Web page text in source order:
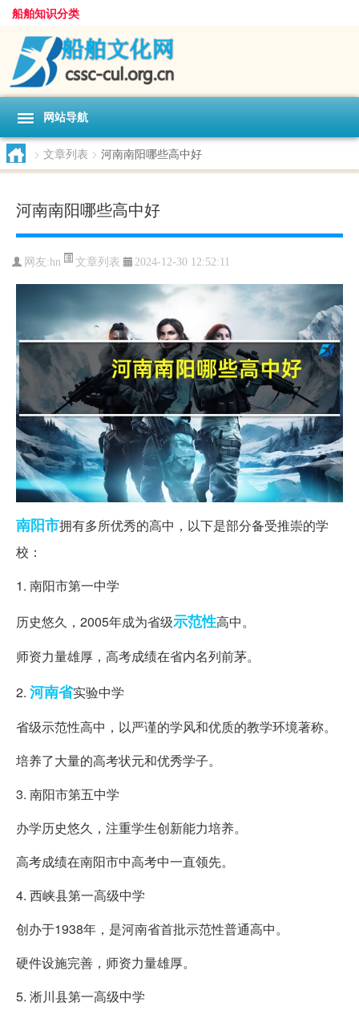
船舶知识分类
网站导航
> 文章列表 > 河南南阳哪些高中好
河南南阳哪些高中好
网友:hn 文章列表 2024-12-30 12:52:11
南阳市拥有多所优秀的高中，以下是部分备受推崇的学
校：
1. 南阳市第一中学
历史悠久，2005年成为省级示范性高中。
师资力量雄厚，高考成绩在省内名列前茅。
2. 河南省实验中学
省级示范性高中，以严谨的学风和优质的教学环境著称。
培养了大量的高考状元和优秀学子。
3. 南阳市第五中学
办学历史悠久，注重学生创新能力培养。
高考成绩在南阳市中高考中一直领先。
4. 西峡县第一高级中学
创办于1938年，是河南省首批示范性普通高中。
硬件设施完善，师资力量雄厚。
5. 淅川县第一高级中学